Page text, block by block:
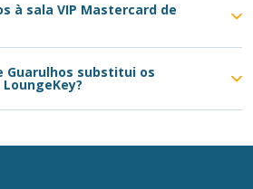
à sala VIP Mastercard de
Guarulhos substitui os